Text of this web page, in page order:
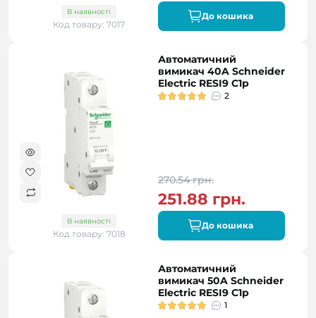
В наявності
Код товару: 7017
До кошика
В наявності
Код товару: 7018
Автоматичний
вимикач 40A Schneider
Electric RESI9 C1р
2
270.54 грн.
251.88 грн.
До кошика
Автоматичний
вимикач 50A Schneider
Electric RESI9 C1р
1